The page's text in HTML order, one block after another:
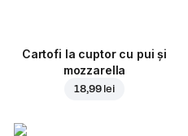
Cartofi la cuptor cu pui și
mozzarella
18,99 lei